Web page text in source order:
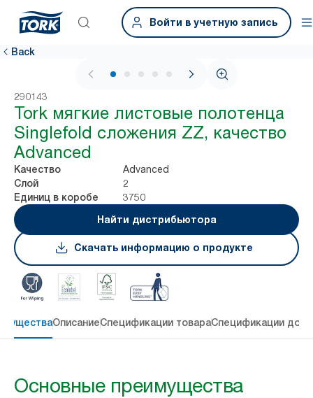
Войти в учетную запись
Back
1 / 5
290143
Tork мягкие листовые полотенца
Singlefold сложения ZZ, качество
Advanced
Качество Advanced
Слой 2
Единиц в коробе
3750
Найти дистрибьютора
Скачать информацию о продукте
ОписаниеСпецификации товараСпецификации
Основные преимущества